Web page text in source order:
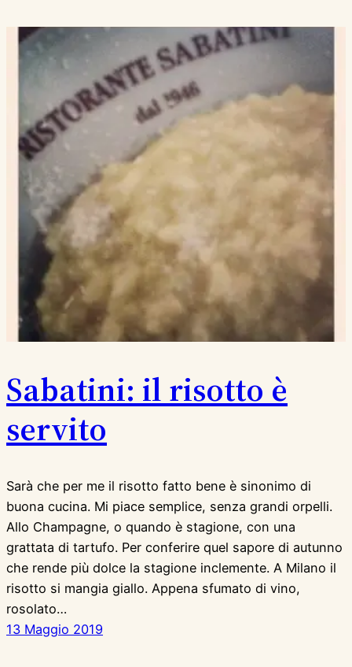
Sabatini: il risotto è
servito
Sarà che per me il risotto fatto bene è sinonimo di
buona cucina. Mi piace semplice, senza grandi orpelli.
Allo Champagne, o quando è stagione, con una
grattata di tartufo. Per conferire quel sapore di autunno
che rende più dolce la stagione inclemente. A Milano il
risotto si mangia giallo. Appena sfumato di vino,
rosolato…
13 Maggio 2019